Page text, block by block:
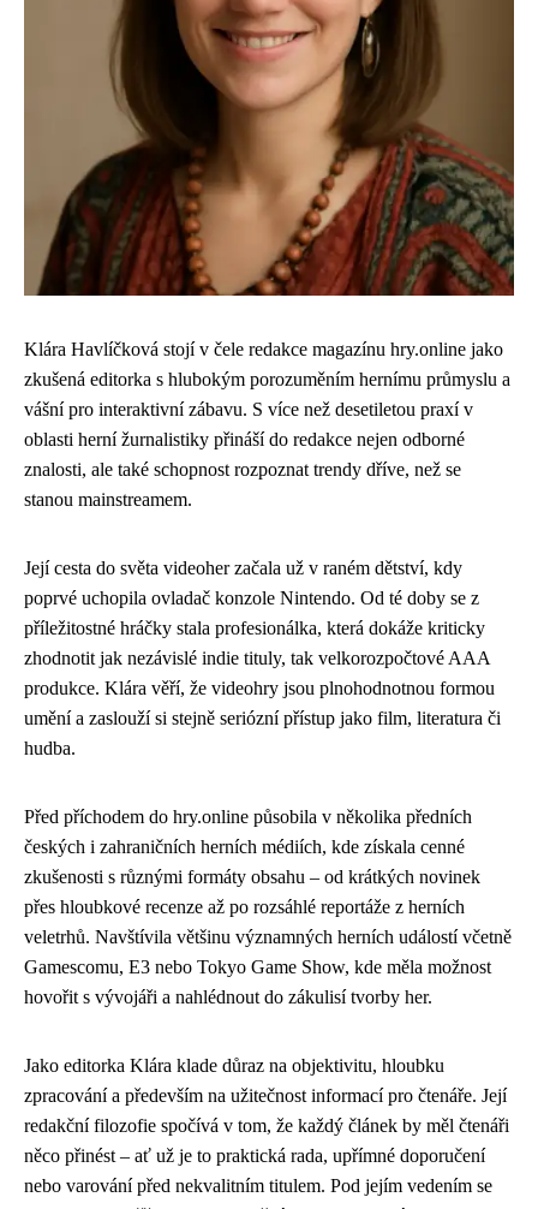
Klára Havlíčková stojí v čele redakce magazínu hry.online jako
zkušená editorka s hlubokým porozuměním hernímu průmyslu a
vášní pro interaktivní zábavu. S více než desetiletou praxí v
oblasti herní žurnalistiky přináší do redakce nejen odborné
znalosti, ale také schopnost rozpoznat trendy dříve, než se
stanou mainstreamem.
Její cesta do světa videoher začala už v raném dětství, kdy
poprvé uchopila ovladač konzole Nintendo. Od té doby se z
příležitostné hráčky stala profesionálka, která dokáže kriticky
zhodnotit jak nezávislé indie tituly, tak velkorozpočtové AAA
produkce. Klára věří, že videohry jsou plnohodnotnou formou
umění a zaslouží si stejně seriózní přístup jako film, literatura či
hudba.
Před příchodem do hry.online působila v několika předních
českých i zahraničních herních médiích, kde získala cenné
zkušenosti s různými formáty obsahu – od krátkých novinek
přes hloubkové recenze až po rozsáhlé reportáže z herních
veletrhů. Navštívila většinu významných herních událostí včetně
Gamescomu, E3 nebo Tokyo Game Show, kde měla možnost
hovořit s vývojáři a nahlédnout do zákulisí tvorby her.
Jako editorka Klára klade důraz na objektivitu, hloubku
zpracování a především na užitečnost informací pro čtenáře. Její
redakční filozofie spočívá v tom, že každý článek by měl čtenáři
něco přinést – ať už je to praktická rada, upřímné doporučení
nebo varování před nekvalitním titulem. Pod jejím vedením se